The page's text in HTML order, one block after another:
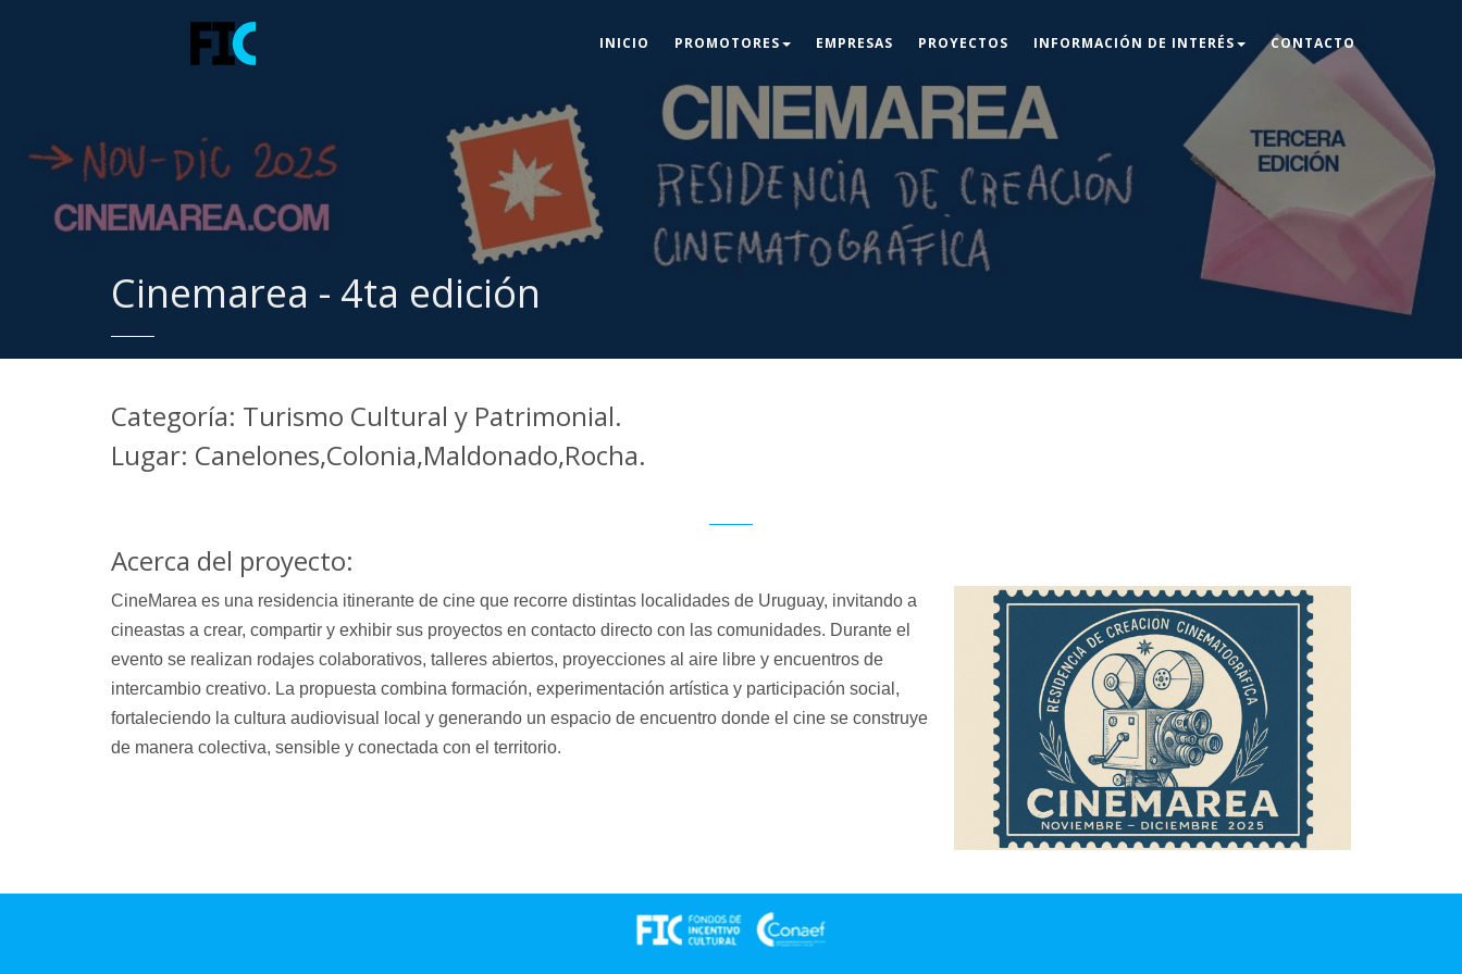
INICIO PROMOTORES EMPRESAS PROYECTOS INFORMACIÓN DE INTERÉS CONTACTO
Cinemarea - 4ta edición
Categoría: Turismo Cultural y Patrimonial.
Lugar: Canelones,Colonia,Maldonado,Rocha.
Acerca del proyecto:
CineMarea es una residencia itinerante de cine que recorre distintas localidades de Uruguay, invitando a
cineastas a crear, compartir y exhibir sus proyectos en contacto directo con las comunidades. Durante el
evento se realizan rodajes colaborativos, talleres abiertos, proyecciones al aire libre y encuentros de
intercambio creativo. La propuesta combina formación, experimentación artística y participación social,
fortaleciendo la cultura audiovisual local y generando un espacio de encuentro donde el cine se construye
de manera colectiva, sensible y conectada con el territorio.